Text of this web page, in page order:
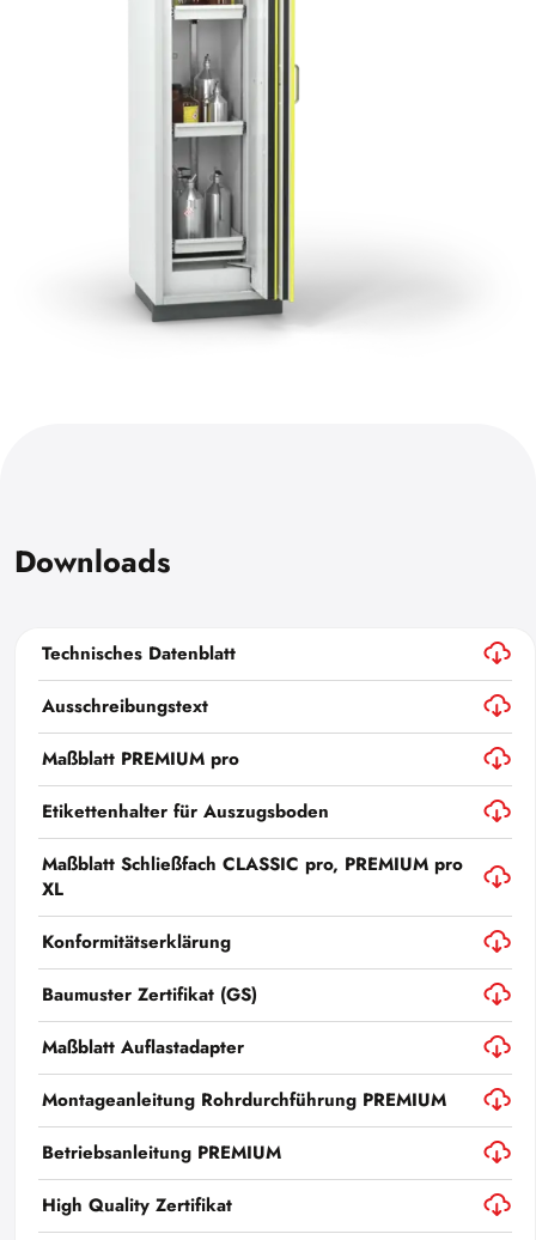
Downloads
Technisches Datenblatt
Ausschreibungstext
Maßblatt PREMIUM pro
Etikettenhalter für Auszugsboden
Maßblatt Schließfach CLASSIC pro, PREMIUM pro
XL
Konformitätserklärung
Baumuster Zertifikat (GS)
Maßblatt Auflastadapter
Montageanleitung Rohrdurchführung PREMIUM
Betriebsanleitung PREMIUM
High Quality Zertifikat